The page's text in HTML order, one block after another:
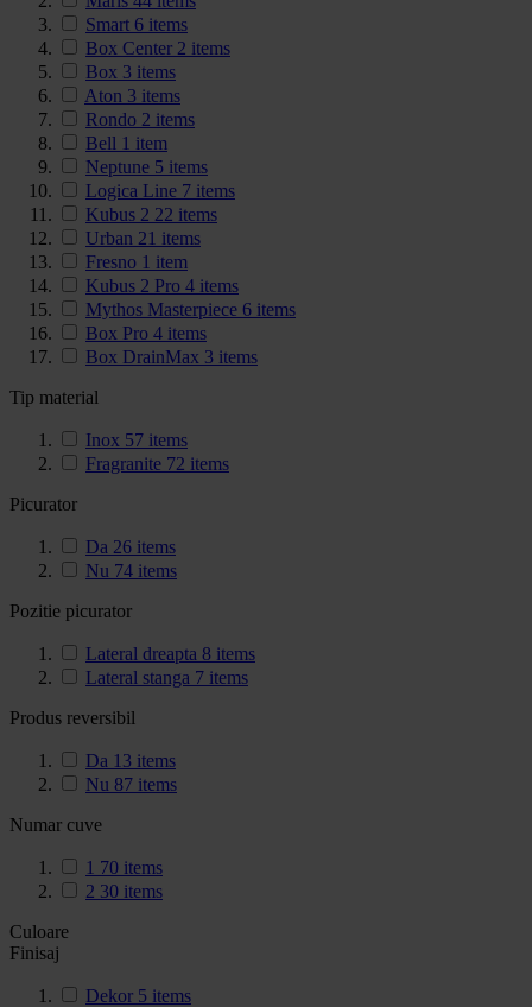
Smart 6 items
Box Center 2 items
Box 3 items
Aton 3 items
Rondo 2 items
Bell 1 item
Neptune 5 items
Logica Line 7 items
Kubus 2 22 items
Urban 21 items
Fresno 1 item
Kubus 2 Pro 4 items
Mythos Masterpiece 6 items
Box Pro 4 items
Box DrainMax 3 items
Tip material
Inox 57 items
Fragranite 72 items
Picurator
Da 26 items
Nu 74 items
Pozitie picurator
Lateral dreapta 8 items
Lateral stanga 7 items
Produs reversibil
Da 13 items
Nu 87 items
Numar cuve
1 70 items
2 30 items
Culoare
Finisaj
Dekor 5 items